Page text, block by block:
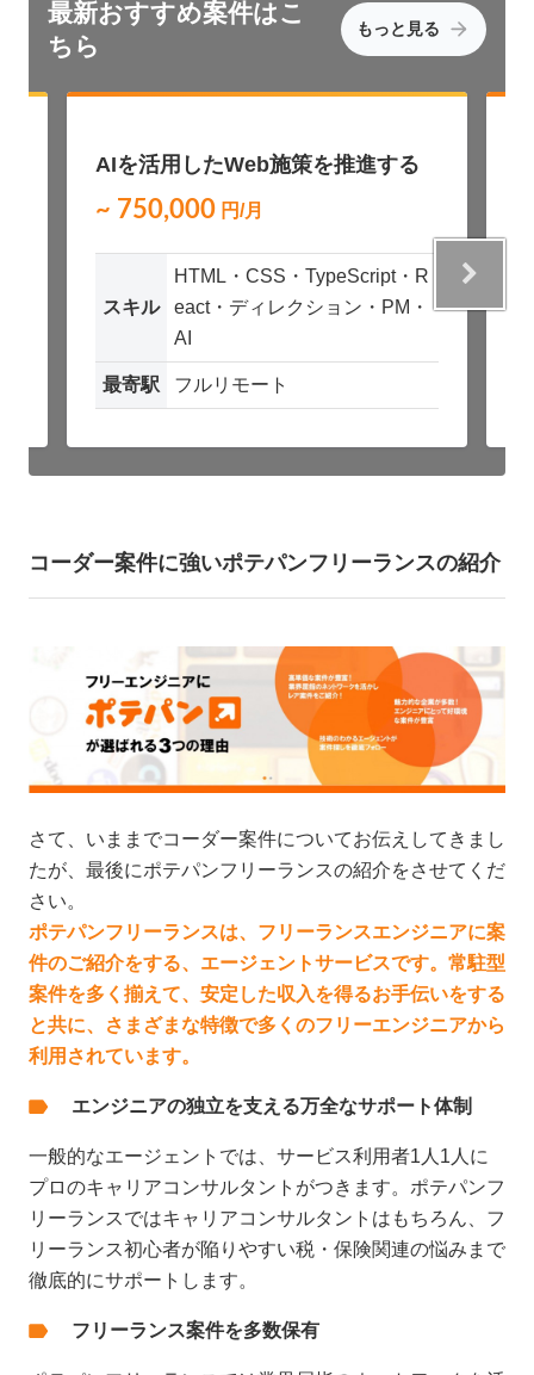
最新おすすめ案件はこ
ちら
もっと見る
AIを活用したWeb施策を推進する
テクニカルディレクター
~ 750,000 円/月
スキル
HTML・CSS・TypeScript・R
eact・ディレクション・PM・
AI
最寄駅 フルリモート
コーダー案件に強いポテパンフリーランスの紹介
さて、いままでコーダー案件についてお伝えしてきまし
たが、最後にポテパンフリーランスの紹介をさせてくだ
さい。
ポテパンフリーランスは、フリーランスエンジニアに案
件のご紹介をする、エージェントサービスです。常駐型
案件を多く揃えて、安定した収入を得るお手伝いをする
と共に、さまざまな特徴で多くのフリーエンジニアから
利用されています。
エンジニアの独立を支える万全なサポート体制
一般的なエージェントでは、サービス利用者1人1人に
プロのキャリアコンサルタントがつきます。ポテパンフ
リーランスではキャリアコンサルタントはもちろん、フ
リーランス初心者が陥りやすい税・保険関連の悩みまで
徹底的にサポートします。
フリーランス案件を多数保有